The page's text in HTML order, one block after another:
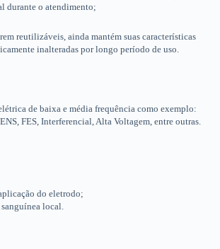
durante o atendimento;
reutilizáveis, ainda mantém suas características
inalteradas por longo período de uso.
de baixa e média frequência como exemplo:
FES, Interferencial, Alta Voltagem, entre outras.
do eletrodo;
local.